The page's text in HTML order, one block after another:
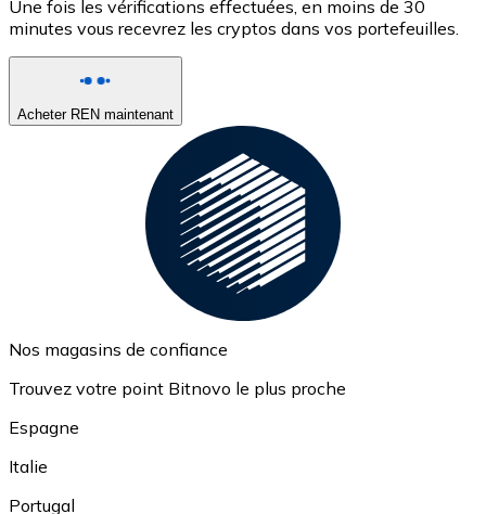
Une fois les vérifications effectuées, en moins de 30
minutes vous recevrez les cryptos dans vos portefeuilles.
Acheter REN maintenant
Nos magasins de confiance
Trouvez votre point Bitnovo le plus proche
Espagne
Italie
Portugal